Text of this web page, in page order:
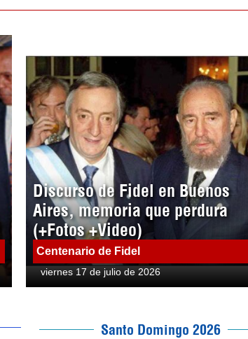
Discurso de Fidel en Buenos
Aires, memoria que perdura
(+Fotos +Video)
Centenario de Fidel
viernes 17 de julio de 2026
Santo Domingo 2026